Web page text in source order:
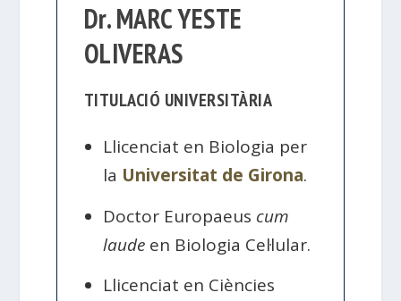
Dr. MARC YESTE
OLIVERAS
TITULACIÓ UNIVERSITÀRIA
Llicenciat en Biologia per
la Universitat de Girona.
Doctor Europaeus cum
laude en Biologia Cel·lular.
Llicenciat en Ciències